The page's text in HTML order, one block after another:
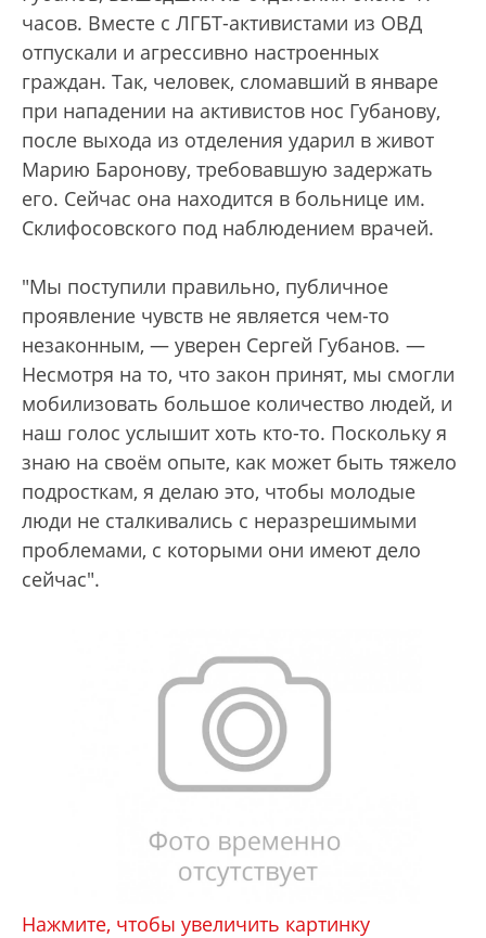
часов. Вместе с ЛГБТ-активистами из ОВД
отпускали и агрессивно настроенных
граждан. Так, человек, сломавший в январе
при нападении на активистов нос Губанову,
после выхода из отделения ударил в живот
Марию Баронову, требовавшую задержать
его. Сейчас она находится в больнице им.
Склифосовского под наблюдением врачей.
"Мы поступили правильно, публичное
проявление чувств не является чем-то
незаконным, — уверен Сергей Губанов. —
Несмотря на то, что закон принят, мы смогли
мобилизовать большое количество людей, и
наш голос услышит хоть кто-то. Поскольку я
знаю на своём опыте, как может быть тяжело
подросткам, я делаю это, чтобы молодые
люди не сталкивались с неразрешимыми
проблемами, с которыми они имеют дело
сейчас".
Нажмите, чтобы увеличить картинку